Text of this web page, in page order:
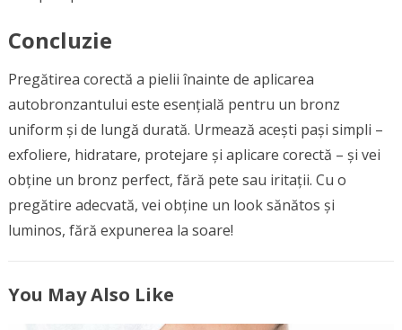
Concluzie
Pregătirea corectă a pielii înainte de aplicarea
autobronzantului este esențială pentru un bronz
uniform și de lungă durată. Urmează acești pași simpli –
exfoliere, hidratare, protejare și aplicare corectă – și vei
obține un bronz perfect, fără pete sau iritații. Cu o
pregătire adecvată, vei obține un look sănătos și
luminos, fără expunerea la soare!
You May Also Like